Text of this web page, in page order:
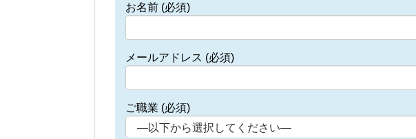
お名前 (必須)
メールアドレス (必須)
ご職業 (必須)